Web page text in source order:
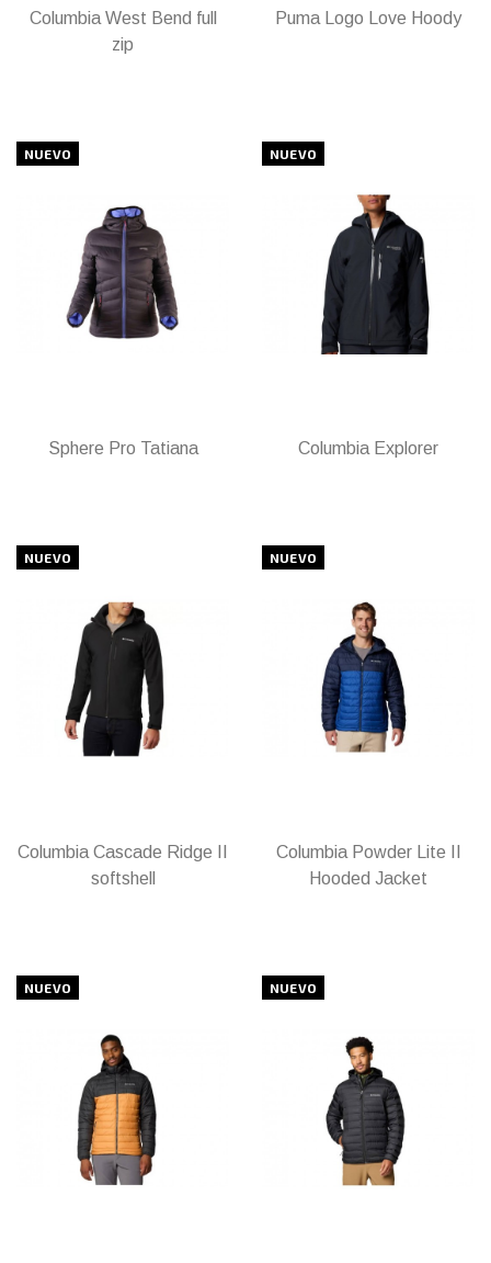
Columbia West Bend full
zip
Puma Logo Love Hoody
NUEVO
Sphere Pro Tatiana
NUEVO
Columbia Explorer
NUEVO
Columbia Cascade Ridge II
softshell
NUEVO
Columbia Powder Lite II
Hooded Jacket
NUEVO NUEVO